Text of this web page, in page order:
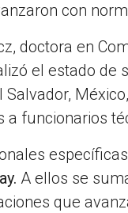
con
doctora en
el estado de
Salvador,
a funcionarios
A ellos se
que